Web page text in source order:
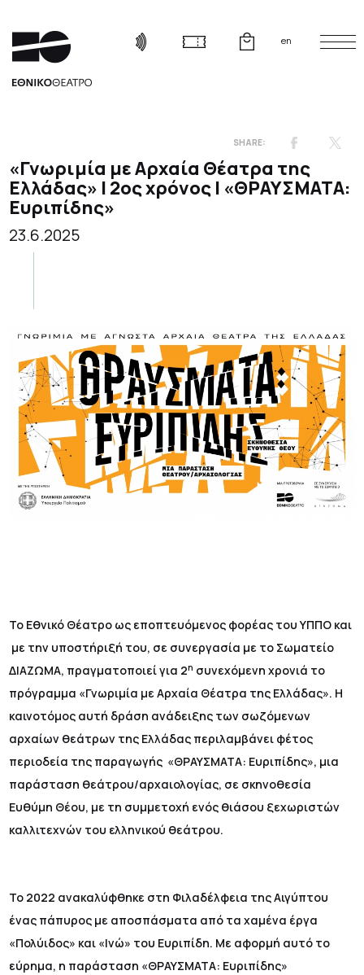
en
«Γνωριμία με Αρχαία Θέατρα της
Ελλάδας» | 2ος χρόνος | «ΘΡΑΥΣΜΑΤΑ:
Ευριπίδης»
23.6.2025
Το Εθνικό Θέατρο ως εποπτευόμενος φορέας του ΥΠΠΟ και
με την υποστήριξή του, σε συνεργασία με το Σωματείο
ΔΙΑΖΩΜΑ, πραγματοποιεί για 2η συνεχόμενη χρονιά το
πρόγραμμα «Γνωριμία με Αρχαία Θέατρα της Ελλάδας». Η
καινοτόμος αυτή δράση ανάδειξης των σωζόμενων
αρχαίων θεάτρων της Ελλάδας περιλαμβάνει φέτος
περιοδεία της παραγωγής «ΘΡΑΥΣΜΑΤΑ: Ευριπίδης», μια
παράσταση θεάτρου/αρχαιολογίας, σε σκηνοθεσία
Ευθύμη Θέου, με τη συμμετοχή ενός θιάσου ξεχωριστών
καλλιτεχνών του ελληνικού θεάτρου.
Το 2022 ανακαλύφθηκε στη Φιλαδέλφεια της Αιγύπτου
ένας πάπυρος με αποσπάσματα από τα χαμένα έργα
«Πολύιδος» και «Ινώ» του Ευριπίδη. Με αφορμή αυτό το
εύρημα, η παράσταση «ΘΡΑΥΣΜΑΤΑ: Ευριπίδης»